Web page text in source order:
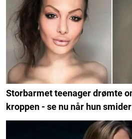
Storbarmet teenager drømte
kroppen - se nu når hun